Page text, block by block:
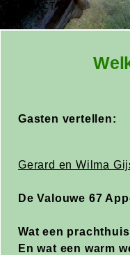
CONTACT
Gasten vertellen:
Gerard en Wilma
De Valouwe 67
Wat een
En wat een warm